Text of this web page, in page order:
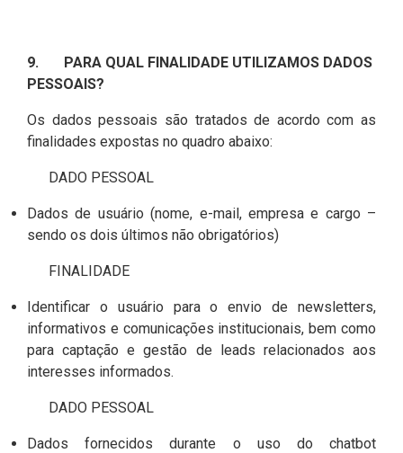
9. PARA QUAL FINALIDADE UTILIZAMOS DADOS
PESSOAIS?
Os dados pessoais são tratados de acordo com as
finalidades expostas no quadro abaixo:
DADO PESSOAL
Dados de usuário (nome, e-mail, empresa e cargo –
sendo os dois últimos não obrigatórios)
FINALIDADE
Identificar o usuário para o envio de newsletters,
informativos e comunicações institucionais, bem como
para captação e gestão de leads relacionados aos
interesses informados.
DADO PESSOAL
Dados fornecidos durante o uso do chatbot